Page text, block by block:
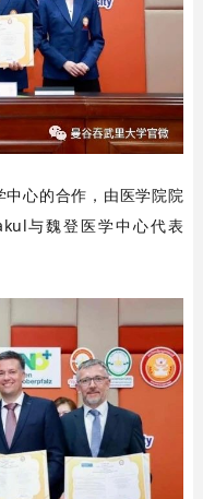
心的合作，由医学院院
与魏登医学中心代表